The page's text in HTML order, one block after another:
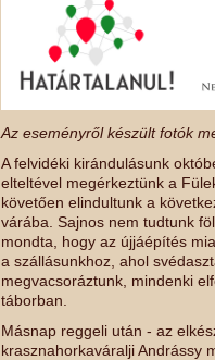
Az eseményről készült fotók
A felvidéki kirándulásunk
elteltével megérkeztünk a
követően elindultunk a
várába. Sajnos nem tudtunk
mondta, hogy az újjáépítés
a szállásunkhoz, ahol
megvacsoráztunk, mindenki
táborban.
Másnap reggeli után - az
krasznahorkaváralji Andrássy